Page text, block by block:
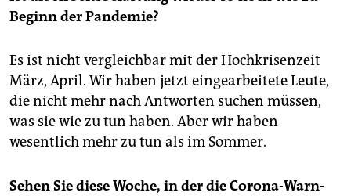
Beginn der Pandemie?
Es ist nicht vergleichbar mit der Hochkrisenzeit
März, April. Wir haben jetzt eingearbeitete Leute,
die nicht mehr nach Antworten suchen müssen,
was sie wie zu tun haben. Aber wir haben
wesentlich mehr zu tun als im Sommer.
Sehen Sie diese Woche, in der die Corona-Warn-